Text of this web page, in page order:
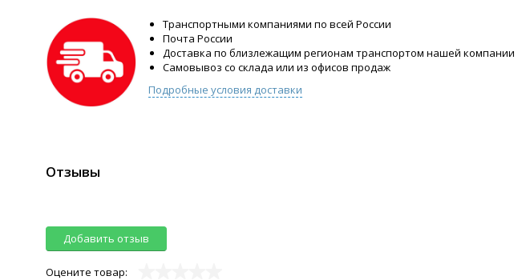
Транспортными компаниями по всей России
Почта России
Доставка по близлежащим регионам транспортом нашей компании
Самовывоз со склада или из офисов продаж
Подробные условия доставки
Отзывы
Добавить отзыв
Оцените товар: